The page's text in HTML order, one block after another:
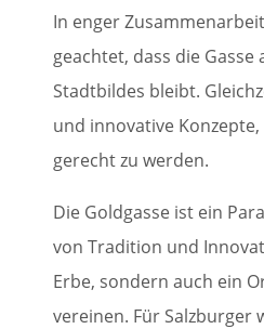
In enger
geachtet, dass die
Stadtbildes bleibt.
und innovative
gerecht zu werden.
Die Goldgasse ist ein
von Tradition und
Erbe, sondern auch ein
vereinen. Für Salzburger